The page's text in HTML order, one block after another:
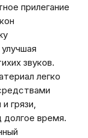
прилегание
звуков.
легко
грязи,
долгое время.